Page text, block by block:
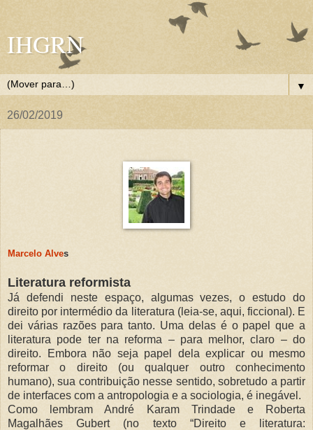
IHGRN
▼
26/02/2019
Marcelo Alves
Literatura reformista
Já defendi neste espaço, algumas vezes, o estudo do
direito por intermédio da literatura (leia-se, aqui, ficcional). E
dei várias razões para tanto. Uma delas é o papel que a
literatura pode ter na reforma – para melhor, claro – do
direito. Embora não seja papel dela explicar ou mesmo
reformar o direito (ou qualquer outro conhecimento
humano), sua contribuição nesse sentido, sobretudo a partir
de interfaces com a antropologia e a sociologia, é inegável.
Como lembram André Karam Trindade e Roberta
Magalhães Gubert (no texto “Direito e literatura: